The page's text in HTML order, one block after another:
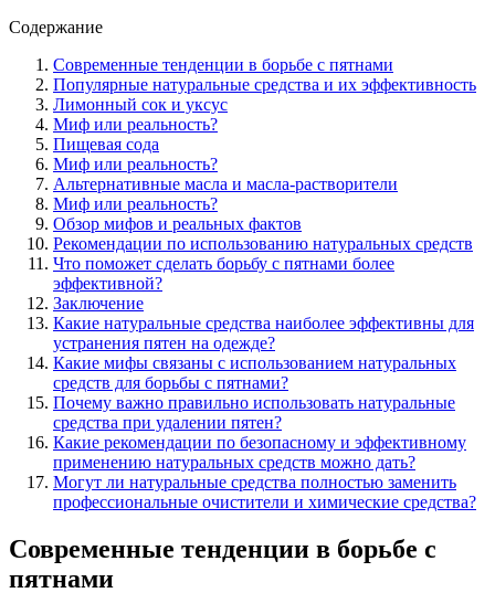
Содержание
Современные тенденции в борьбе с пятнами
Популярные натуральные средства и их эффективность
Лимонный сок и уксус
Миф или реальность?
Пищевая сода
Миф или реальность?
Альтернативные масла и масла-растворители
Миф или реальность?
Обзор мифов и реальных фактов
Рекомендации по использованию натуральных средств
Что поможет сделать борьбу с пятнами более
эффективной?
Заключение
Какие натуральные средства наиболее эффективны для
устранения пятен на одежде?
Какие мифы связаны с использованием натуральных
средств для борьбы с пятнами?
Почему важно правильно использовать натуральные
средства при удалении пятен?
Какие рекомендации по безопасному и эффективному
применению натуральных средств можно дать?
Могут ли натуральные средства полностью заменить
профессиональные очистители и химические средства?
Современные тенденции в борьбе с
пятнами